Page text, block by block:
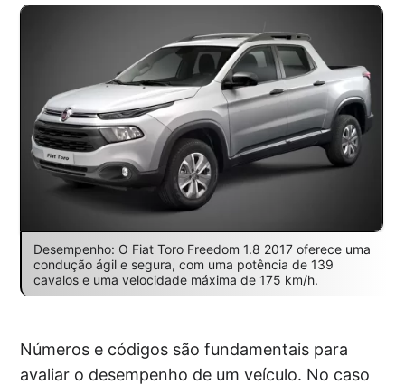
Desempenho: O Fiat Toro Freedom 1.8 2017 oferece uma
condução ágil e segura, com uma potência de 139
cavalos e uma velocidade máxima de 175 km/h.
Números e códigos são fundamentais para
avaliar o desempenho de um veículo. No caso